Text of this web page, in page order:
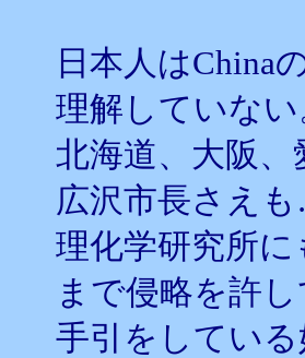
日本人はChina
理解していない
北海道、大阪
広沢市長さえも
理化学研究所
まで侵略を許
手引をしている